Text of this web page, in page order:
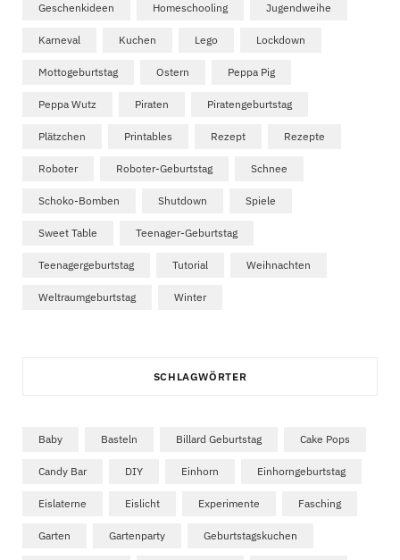
Geschenkideen Homeschooling Jugendweihe
Karneval Kuchen Lego Lockdown
Mottogeburtstag Ostern Peppa Pig
Peppa Wutz Piraten Piratengeburtstag
Plätzchen Printables Rezept Rezepte
Roboter Roboter-Geburtstag Schnee
Schoko-Bomben Shutdown Spiele
Sweet Table Teenager-Geburtstag
Teenagergeburtstag Tutorial Weihnachten
Weltraumgeburtstag Winter
SCHLAGWÖRTER
Baby Basteln Billard Geburtstag Cake Pops
Candy Bar DIY Einhorn Einhorngeburtstag
Eislaterne Eislicht Experimente Fasching
Garten Gartenparty Geburtstagskuchen